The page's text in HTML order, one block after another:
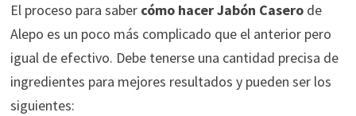
El proceso para saber cómo hacer Jabón Caserode
Alepo es un poco más complicado que el anterior pero
igual de efectivo. Debe tenerse una cantidad precisa de
ingredientes para mejores resultados y pueden ser los
siguientes: